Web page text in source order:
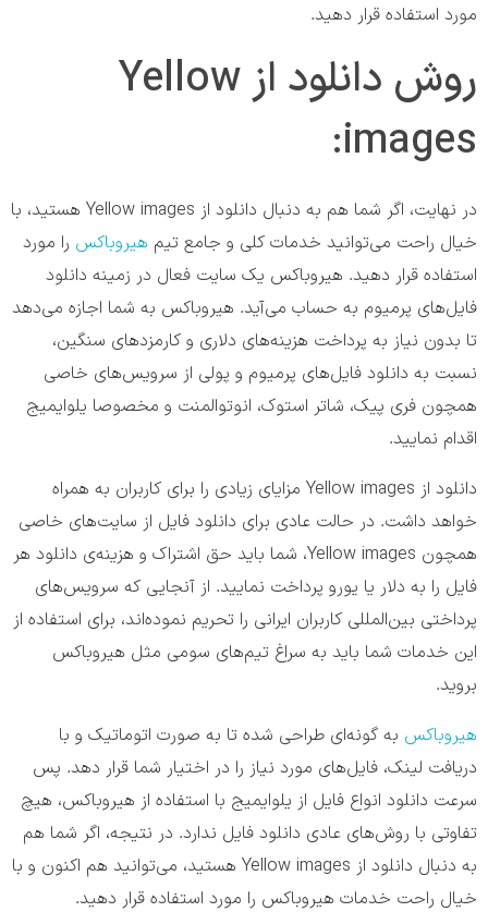
مورد استفاده قرار دهید.
روش دانلود از Yellow
images:
در نهایت، اگر شما هم به دنبال دانلود از Yellow images هستید، با
خیال راحت می‌توانید خدمات کلی و جامع تیم هیروباکس را مورد
استفاده قرار دهید. هیروباکس یک سایت فعال در زمینه دانلود
فایل‌های پرمیوم به حساب می‌آید. هیروباکس به شما اجازه می‌دهد
تا بدون نیاز به پرداخت هزینه‌های دلاری و کارمزد‌های سنگین،
نسبت به دانلود فایل‌های پرمیوم و پولی از سرویس‌های خاصی
همچون فری پیک، شاتر استوک، انوتوالمنت و مخصوصا یلو‌ایمیج
اقدام نمایید.
دانلود از Yellow images مزایای زیادی را برای کاربران به همراه
خواهد داشت. در حالت عادی برای دانلود فایل از سایت‌های خاصی
همچون Yellow images، شما باید حق اشتراک و هزینه‌ی دانلود هر
فایل را به دلار یا یورو پرداخت نمایید. از آنجایی که سرویس‌های
پرداختی بین‌المللی کاربران ایرانی را تحریم نموده‌اند، برای استفاده از
این خدمات شما باید به سراغ تیم‌های سومی مثل هیروباکس
بروید.
هیروباکس به گونه‌ای طراحی شده تا به صورت اتوماتیک و با
دریافت لینک، فایل‌های مورد نیاز را در اختیار شما قرار دهد. پس
سرعت دانلود انواع فایل از یلو‌ایمیج با استفاده از هیروباکس، هیچ
تفاوتی با روش‌های عادی دانلود فایل ندارد. در نتیجه، اگر شما هم
به دنبال دانلود از Yellow images هستید، می‌توانید هم اکنون و با
خیال راحت خدمات هیروباکس را مورد استفاده قرار دهید.